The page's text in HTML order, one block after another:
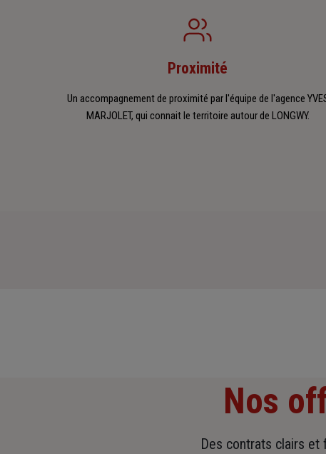
Proximité
Un accompagnement de proximité par l'équipe de l'agence
MARJOLET, qui connait le territoire autour de LONGWY.
Nos
Des contrats clairs et